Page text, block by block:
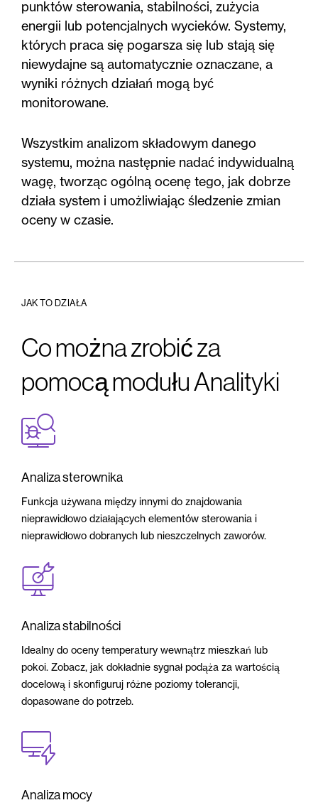
punktów sterowania, stabilności, zużycia
energii lub potencjalnych wycieków. Systemy,
których praca się pogarsza się lub stają się
niewydajne są automatycznie oznaczane, a
wyniki różnych działań mogą być
monitorowane.
Wszystkim analizom składowym danego
systemu, można następnie nadać indywidualną
wagę, tworząc ogólną ocenę tego, jak dobrze
działa system i umożliwiając śledzenie zmian
oceny w czasie.
JAK TO DZIAŁA
Co można zrobić za
pomocą modułu Analityki
Analiza sterownika
Funkcja używana między innymi do znajdowania
nieprawidłowo działających elementów sterowania i
nieprawidłowo dobranych lub nieszczelnych zaworów.
Analiza stabilności
Idealny do oceny temperatury wewnątrz mieszkań lub
pokoi. Zobacz, jak dokładnie sygnał podąża za wartością
docelową i skonfiguruj różne poziomy tolerancji,
dopasowane do potrzeb.
Analiza mocy